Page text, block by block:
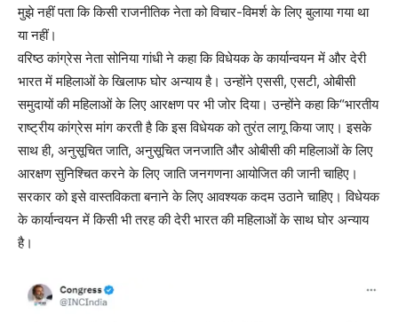
मुझे नहीं पता कि किसी राजनीतिक नेता को विचार-विमर्श के लिए बुलाया गया था
या नहीं।
वरिष्ठ कांग्रेस नेता सोनिया गांधी ने कहा कि विधेयक के कार्यान्वयन में और देरी
भारत में महिलाओं के खिलाफ घोर अन्याय है। उन्होंने एससी, एसटी, ओबीसी
समुदायों की महिलाओं के लिए आरक्षण पर भी जोर दिया। उन्होंने कहा कि“भारतीय
राष्ट्रीय कांग्रेस मांग करती है कि इस विधेयक को तुरंत लागू किया जाए। इसके
साथ ही, अनुसूचित जाति, अनुसूचित जनजाति और ओबीसी की महिलाओं के लिए
आरक्षण सुनिश्चित करने के लिए जाति जनगणना आयोजित की जानी चाहिए।
सरकार को इसे वास्तविकता बनाने के लिए आवश्यक कदम उठाने चाहिए। विधेयक
के कार्यान्वयन में किसी भी तरह की देरी भारत की महिलाओं के साथ घोर अन्याय
है।